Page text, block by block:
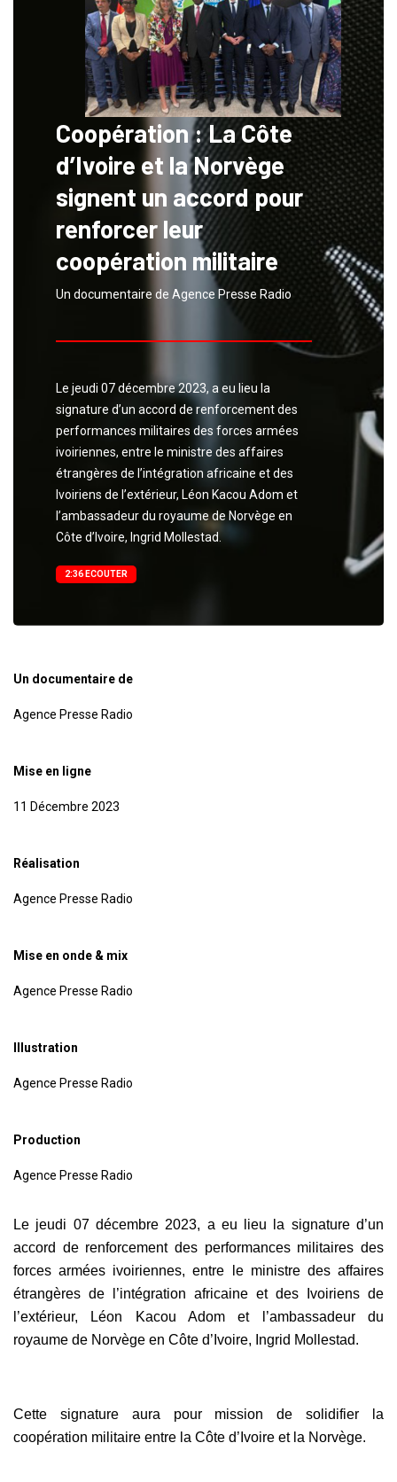
Coopération : La Côte
d’Ivoire et la Norvège
signent un accord pour
renforcer leur
coopération militaire
Un documentaire de Agence Presse Radio
Le jeudi 07 décembre 2023, a eu lieu la
signature d’un accord de renforcement des
performances militaires des forces armées
ivoiriennes, entre le ministre des affaires
étrangères de l’intégration africaine et des
Ivoiriens de l’extérieur, Léon Kacou Adom et
l’ambassadeur du royaume de Norvège en
Côte d’Ivoire, Ingrid Mollestad.
2:36 ECOUTER
Un documentaire de
Agence Presse Radio
Mise en ligne
11 Décembre 2023
Réalisation
Agence Presse Radio
Mise en onde & mix
Agence Presse Radio
Illustration
Agence Presse Radio
Production
Agence Presse Radio
Le jeudi 07 décembre 2023, a eu lieu la signature d’un
accord de renforcement des performances militaires des
forces armées ivoiriennes, entre le ministre des affaires
étrangères de l’intégration africaine et des Ivoiriens de
l’extérieur, Léon Kacou Adom et l’ambassadeur du
royaume de Norvège en Côte d’Ivoire, Ingrid Mollestad.
Cette signature aura pour mission de solidifier la
coopération militaire entre la Côte d’Ivoire et la Norvège.